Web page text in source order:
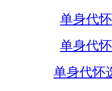
单身代
单身代
单身代怀